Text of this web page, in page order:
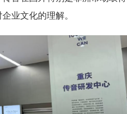
业文化的理解。